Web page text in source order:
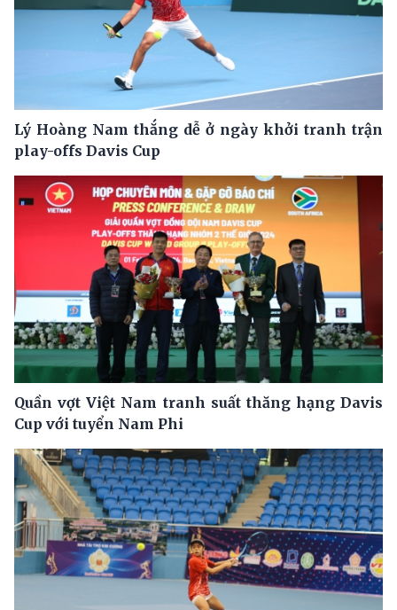
Lý Hoàng Nam thắng dễ ở ngày khởi tranh trận
play-offs Davis Cup
Quần vợt Việt Nam tranh suất thăng hạng Davis
Cup với tuyển Nam Phi